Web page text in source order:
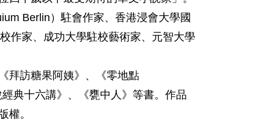
Berlin）駐會作家、香港浸會大學國
作家、成功大學駐校藝術家、元智大學
拜訪糖果阿姨》、《零地點
典十六講》、《甕中人》等書。作品
權。